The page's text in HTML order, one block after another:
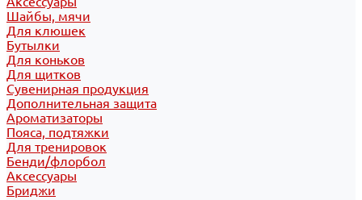
Шайбы, мячи
Для клюшек
Бутылки
Для коньков
Для щитков
Сувенирная продукция
Дополнительная защита
Ароматизаторы
Пояса, подтяжки
Для тренировок
Бенди/флорбол
Аксессуары
Бриджи